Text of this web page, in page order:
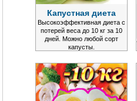
Капустная диета
Высокоэффективная диета с
потерей веса до 10 кг за 10
дней. Можно любой сорт
капусты.